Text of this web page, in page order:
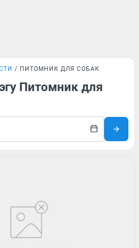
ПИТОМНИК ДЛЯ СОБАК
Питомник для